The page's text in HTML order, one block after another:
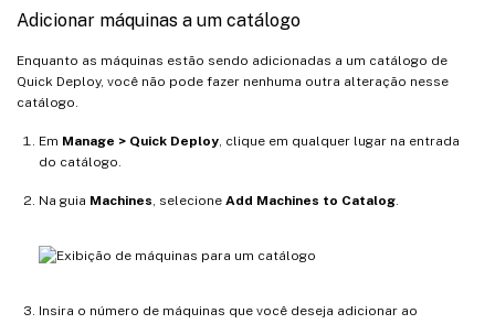
Adicionar máquinas a um catálogo
Enquanto as máquinas estão sendo adicionadas a um catálogo de
Quick Deploy, você não pode fazer nenhuma outra alteração nesse
catálogo.
Em Manage > Quick Deploy , clique em qualquer lugar na entrada
do catálogo.
Na guia Machines , selecione Add Machines to Catalog
Insira o número de máquinas que você deseja adicionar ao